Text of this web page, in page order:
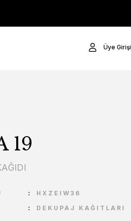
Üye Girişi
19
HXZEIW36
DEKUPAJ KAĞITLARI